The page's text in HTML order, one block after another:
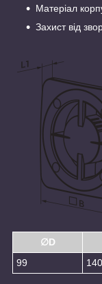
Матеріал
Захист від
∅D
99
140